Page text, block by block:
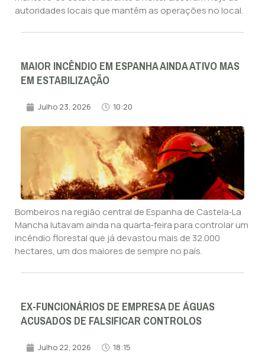
autoridades locais que mantêm as operações no local.
MAIOR INCÊNDIO EM ESPANHA AINDA ATIVO MAS
EM ESTABILIZAÇÃO
Julho 23, 2026 10:20
Bombeiros na região central de Espanha de Castela‑La
Mancha lutavam ainda na quarta‑feira para controlar um
incêndio florestal que já devastou mais de 32.000
hectares, um dos maiores de sempre no país.
EX-FUNCIONÁRIOS DE EMPRESA DE ÁGUAS
ACUSADOS DE FALSIFICAR CONTROLOS
Julho 22, 2026 18:15